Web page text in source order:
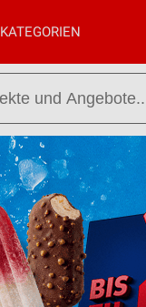
KATEGORIEN